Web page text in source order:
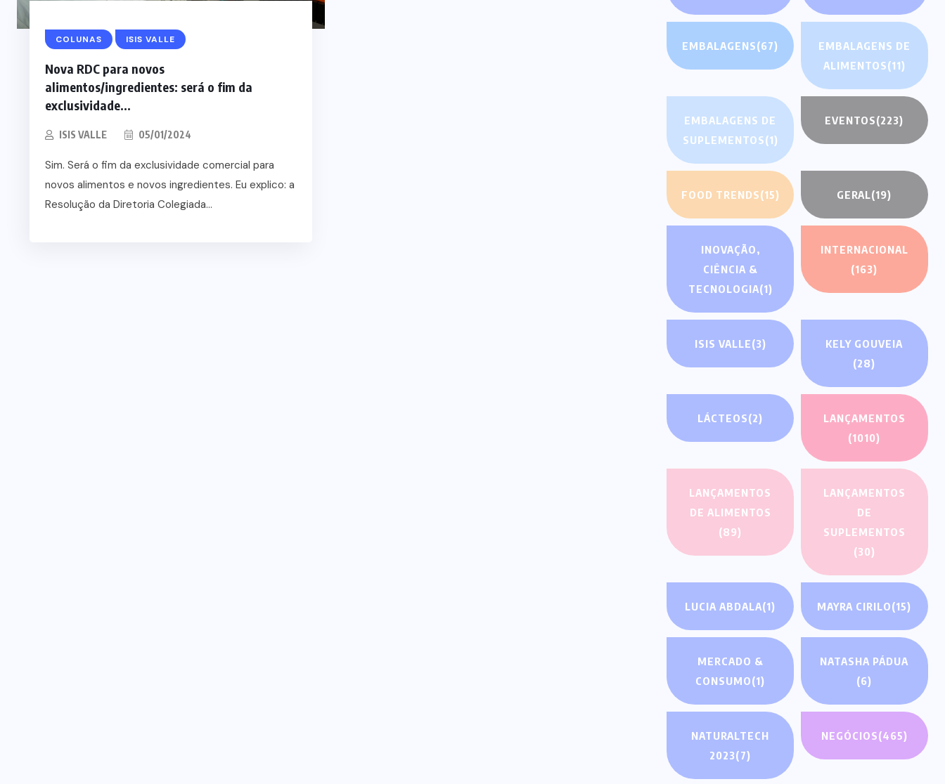
COLUNAS ISIS VALLE
Nova RDC para novos
alimentos/ingredientes: será o fim da
exclusividade...
ISIS VALLE 05/01/2024
Sim. Será o fim da exclusividade comercial para
novos alimentos e novos ingredientes. Eu explico: a
Resolução da Diretoria Colegiada...
EMBALAGENS(67)
EMBALAGENS DE
ALIMENTOS(11)
EMBALAGENS DE
SUPLEMENTOS(1)
EVENTOS(223)
FOOD TRENDS(15) GERAL(19)
INOVAÇÃO,
CIÊNCIA &
TECNOLOGIA(1)
INTERNACIONAL
(163)
ISIS VALLE(3)
KELY GOUVEIA
(28)
LÁCTEOS(2)
LANÇAMENTOS
(1010)
LANÇAMENTOS
DE ALIMENTOS
(89)
LANÇAMENTOS
DE
SUPLEMENTOS
(30)
LUCIA ABDALA(1) MAYRA CIRILO(15)
MERCADO &
CONSUMO(1)
NATASHA PÁDUA
(6)
NATURALTECH
2023(7)
NEGÓCIOS(465)